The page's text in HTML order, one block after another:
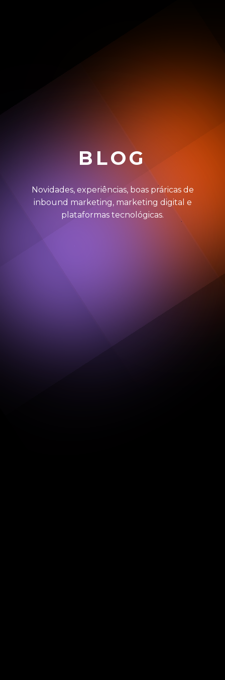
BLOG
Novidades, experiências, boas práricas de
inbound marketing, marketing digital e
plataformas tecnológicas.